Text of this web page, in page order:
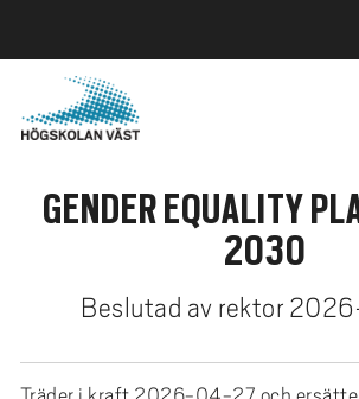
GENDER EQUALITY
2030
Beslutad av rektor